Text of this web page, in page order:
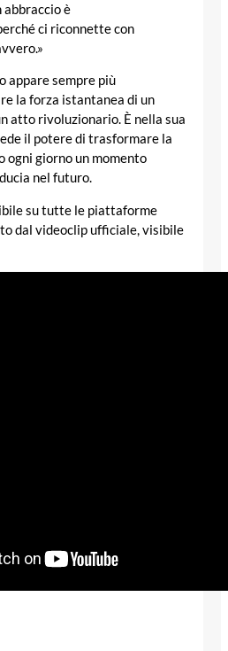
abbraccio è
ci riconnette con
appare sempre più
la forza istantanea di un
atto rivoluzionario. È nella sua
il potere di trasformare la
ogni giorno un momento
nel futuro.
su tutte le piattaforme
dal videoclip ufficiale, visibile